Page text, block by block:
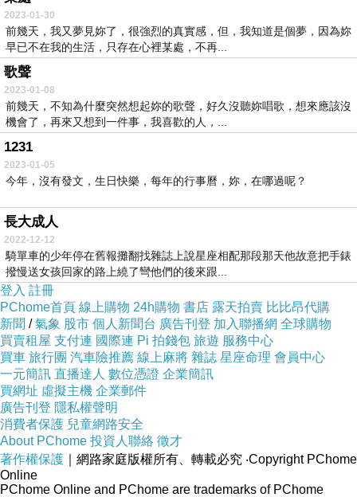
2023-01-30
前幾天，我又夢見妳了，很強烈的真實感，但，我知道是個夢，因為妳
早已不在我的生活，只存在心裡某處，不再...
歌聲
2023-01-08
前幾天，不知為什麼突然想起妳的歌聲，好久沒聽妳唱歌，想來應該沒
機會了，再來又想到一件事，我喜歡的人，...
1231
2023-01-05
今年，沒有發文，生日快樂，每年的行事曆，妳，在哪過呢？
長大成人
2022-12-12
騎單車的少年停在舊報攤翻找雜誌上說星座相配那段那天他故意把手錶
撥慢送女孩回家的路上繞了彎他們的後來跟...
登入 註冊
PChome首頁 線上購物 24h購物 書店 露天拍賣 比比昂代購
新聞 /氣象 股市 個人新聞台 廣告刊登 加入聯播網 全球購物
買賣租屋 支付連 國際連 Pi 拍錢包 旅遊 服務中心
買車 旅行團 汽車險推薦 線上麻將 雜誌 星座命理 會員中心
一元簡訊 直播達人 數位憑證 企業簡訊
買網址 虛擬主機 企業郵件
廣告刊登 隱私權聲明
消費者保護 兒童網路安全
About PChome 投資人聯絡 徵才
著作權保護 ｜網路家庭版權所有、轉載必究 ‧Copyright PChome
Online
PChome Online and PChome are trademarks of PChome